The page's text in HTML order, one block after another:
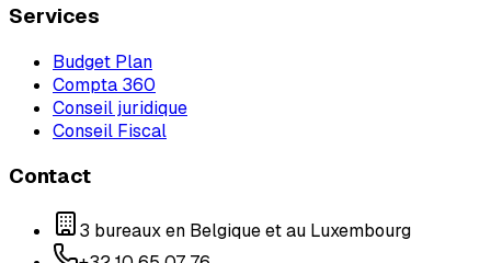
Services
Budget Plan
Compta 360
Conseil juridique
Conseil Fiscal
Contact
3 bureaux en Belgique et au Luxembourg